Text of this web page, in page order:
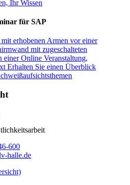
für SAP
600
halle.de